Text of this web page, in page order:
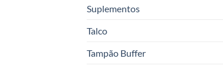
Suplementos
Talco
Tampão Buffer